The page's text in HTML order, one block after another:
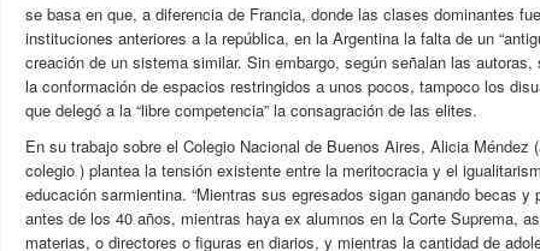
se basa en que, a diferencia de Francia, donde las clases dominantes
instituciones anteriores a la república, en la Argentina la falta de un
creación de un sistema similar. Sin embargo, según señalan las autoras,
la conformación de espacios restringidos a unos pocos, tampoco los
que delegó a la “libre competencia” la consagración de las elites.
En su trabajo sobre el Colegio Nacional de Buenos Aires, Alicia Méndez
colegio ) plantea la tensión existente entre la meritocracia y el
educación sarmientina. “Mientras sus egresados sigan ganando becas y
antes de los 40 años, mientras haya ex alumnos en la Corte Suprema,
materias, o directores o figuras en diarios, y mientras la cantidad de